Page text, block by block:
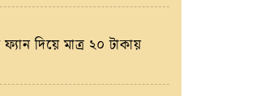
দিয়ে মাত্র ২০ টাকায়